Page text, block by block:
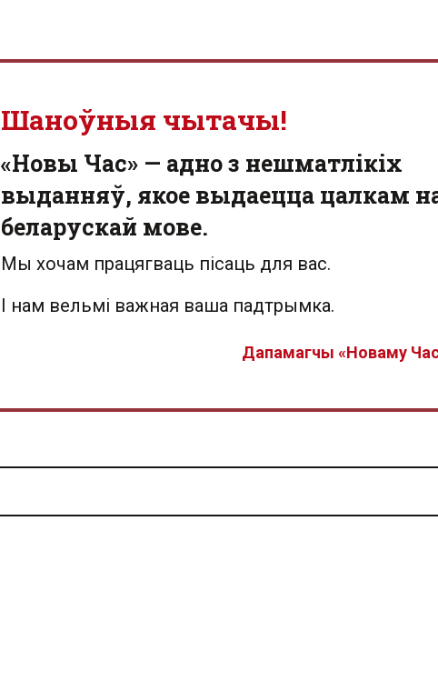
Шаноўныя чытачы!
«Новы Час» — адно з нешматлікіх
выданняў, якое выдаецца цалкам
беларускай мове.
Мы хочам працягваць пісаць для вас.
І нам вельмі важная ваша падтрымка.
Дапамагчы «Новаму